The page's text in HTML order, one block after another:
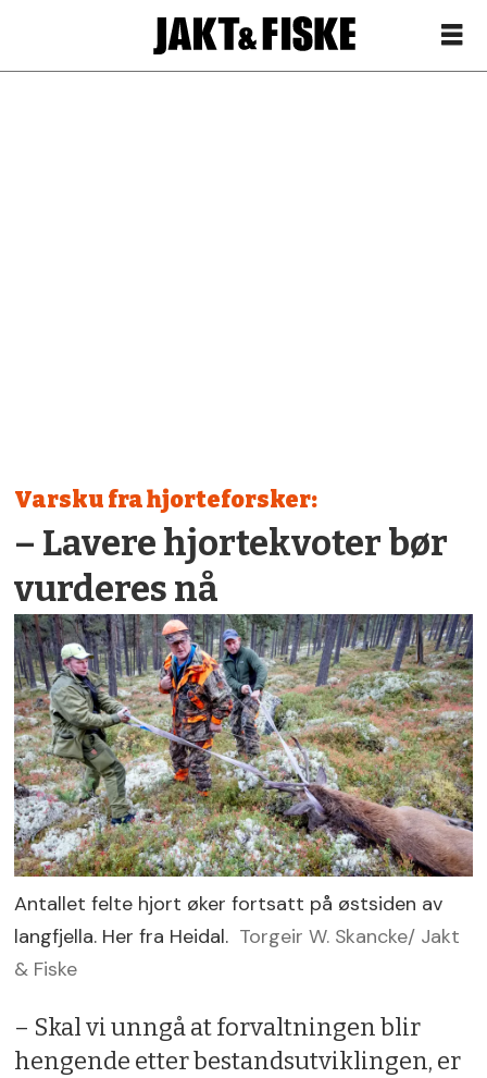
Varsku fra hjorteforsker:
– Lavere hjortekvoter bør
vurderes nå
Antallet felte hjort øker fortsatt på østsiden av
langfjella. Her fra Heidal. Torgeir W. Skancke/ Jakt
& Fiske
– Skal vi unngå at forvaltningen blir
hengende etter bestandsutviklingen, er